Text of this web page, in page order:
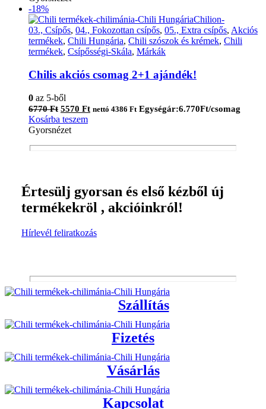
-18%
03., Csípős, 04., Fokozottan csípős, 05., Extra csípős, Akciós
termékek, Chili Hungária, Chili szószok és krémek, Chili
termékek, Csípősségi-Skála, Márkák
Chilis akciós csomag 2+1 ajándék!
0 az 5-ből
6770Ft Original
price
was:
6770 Ft.
5570 FtCurrent
price
nettó 4386 Ft Egységár:6.770Ft/csomag
Kosárba teszem
Gyorsnézet
Értesülj gyorsan és első kézből új
termékekröl , akcióinkról!
Hírlevél feliratkozás
Szállítás
Fizetés
Vásárlás
Kapcsolat